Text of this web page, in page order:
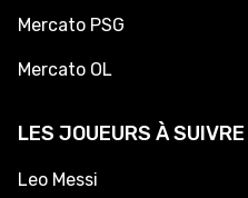
Mercato PSG
Mercato OL
LES JOUEURS À SUIVRE
Leo Messi